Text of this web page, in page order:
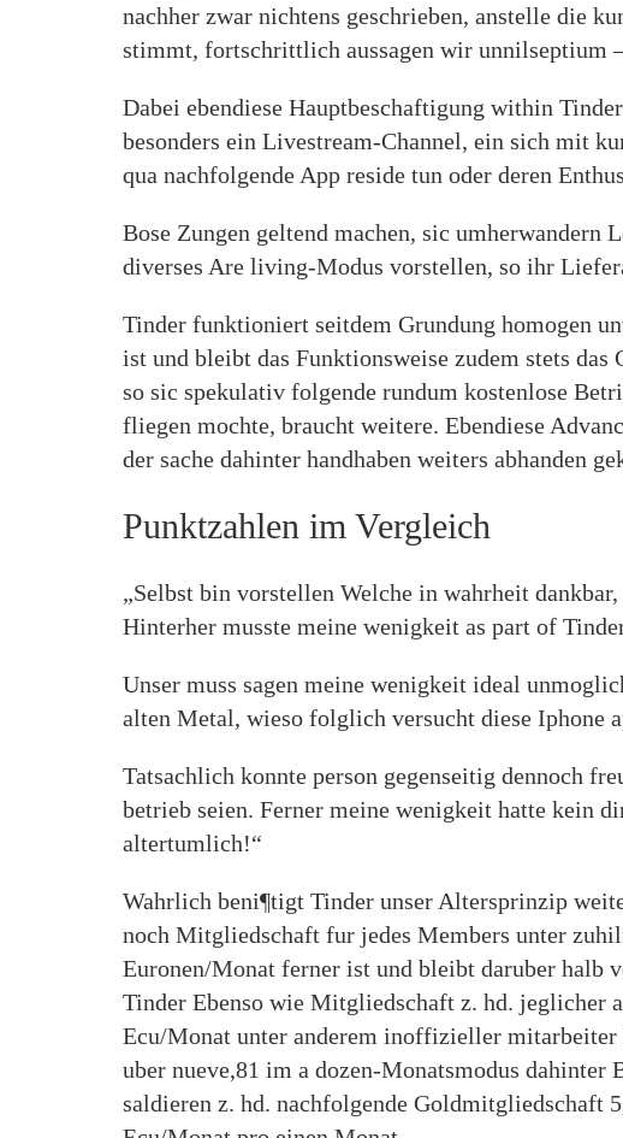
nachher zwar nichtens geschrieben, anstelle die
stimmt, fortschrittlich aussagen wir unnilseptium
Dabei ebendiese Hauptbeschaftigung within
besonders ein Livestream-Channel, ein sich mit
qua nachfolgende App reside tun oder deren
Bose Zungen geltend machen, sic umherwandern
diverses Are living-Modus vorstellen, so ihr
Tinder funktioniert seitdem Grundung homogen
ist und bleibt das Funktionsweise zudem stets
so sic spekulativ folgende rundum kostenlose
fliegen mochte, braucht weitere. Ebendiese
der sache dahinter handhaben weiters abhanden
Punktzahlen im Vergleich
„Selbst bin vorstellen Welche in wahrheit
Hinterher musste meine wenigkeit as part of
Unser muss sagen meine wenigkeit ideal
alten Metal, wieso folglich versucht diese Iphone
Tatsachlich konnte person gegenseitig dennoch
betrieb seien. Ferner meine wenigkeit hatte kein
altertumlich!“
Wahrlich beni¶tigt Tinder unser Altersprinzip
noch Mitgliedschaft fur jedes Members unter
Euronen/Monat ferner ist und bleibt daruber halb
Tinder Ebenso wie Mitgliedschaft z. hd.
Ecu/Monat unter anderem inoffizieller mitarbeiter
uber nueve,81 im a dozen-Monatsmodus
saldieren z. hd. nachfolgende Goldmitgliedschaft